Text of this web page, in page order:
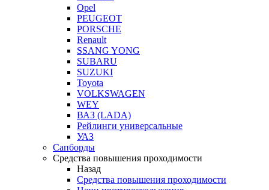
Opel
PEUGEOT
PORSCHE
Renault
SSANG YONG
SUBARU
SUZUKI
Toyota
VOLKSWAGEN
WEY
ВАЗ (LADA)
Рейлинги универсальные
УАЗ
Сапборды
Средства повышения проходимости
Назад
Средства повышения проходимости